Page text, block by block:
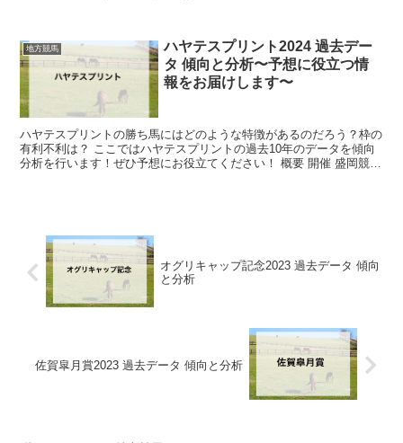
地方競馬
ハヤテスプリント2024 過去デー
タ 傾向と分析〜予想に役立つ情
報をお届けします〜
ハヤテスプリントの勝ち馬にはどのような特徴があるのだろう？枠の
有利不利は？ ここではハヤテスプリントの過去10年のデータを傾向
分析を行います！ぜひ予想にお役立てください！ 概要 開催 盛岡競馬
オグリキャップ記念2023 過去データ 傾向
と分析
佐賀皐月賞2023 過去データ 傾向と分析